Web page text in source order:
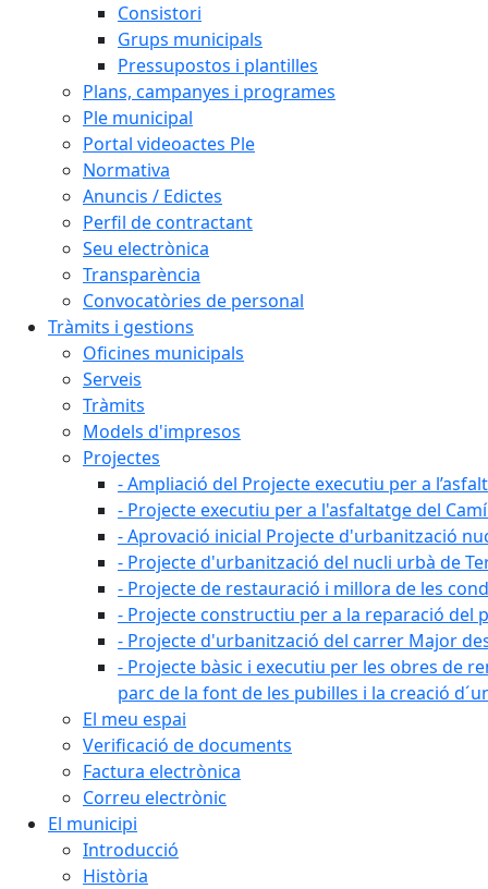
Consistori
Grups municipals
Pressupostos i plantilles
Plans, campanyes i programes
Ple municipal
Portal videoactes Ple
Normativa
Anuncis / Edictes
Perfil de contractant
Seu electrònica
Transparència
Convocatòries de personal
Tràmits i gestions
Oficines municipals
Serveis
Tràmits
Models d'impresos
Projectes
- Ampliació del Projecte executiu per a
- Projecte executiu per a l'asfaltatge del
- Aprovació inicial Projecte d'urbanització
- Projecte d'urbanització del nucli urbà de
- Projecte de restauració i millora de les
- Projecte constructiu per a la reparació del
- Projecte d'urbanització del carrer Major
- Projecte bàsic i executiu per les obres de
parc de la font de les pubilles i la creació
El meu espai
Verificació de documents
Factura electrònica
Correu electrònic
El municipi
Introducció
Història